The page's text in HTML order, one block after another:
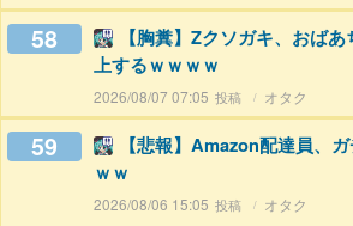
58
【胸糞】Zクソガキ、おば
上するｗｗｗｗ
2026/08/07 07:05 オタク
59
【悲報】Amazon配達員、
ｗｗ
2026/08/06 15:05 オタク